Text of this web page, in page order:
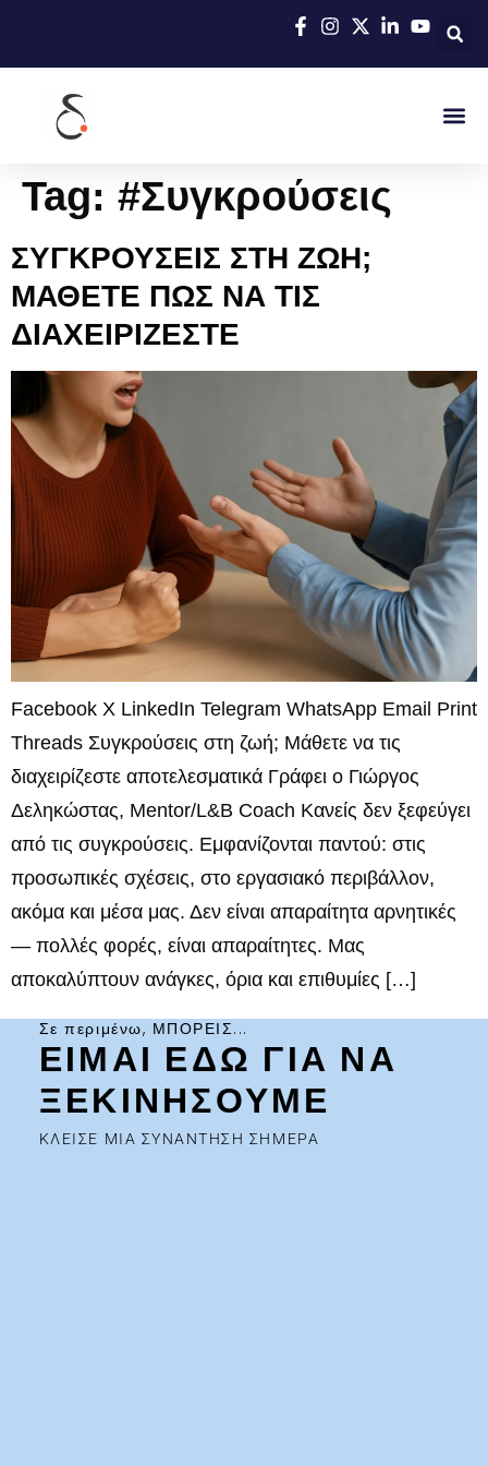
Tag: #Συγκρούσεις
ΣΥΓΚΡΟΥΣΕΙΣ ΣΤΗ ΖΩΗ;
ΜΑΘΕΤΕ ΠΩΣ ΝΑ ΤΙΣ
ΔΙΑΧΕΙΡΙΖΕΣΤΕ
Facebook X LinkedIn Telegram WhatsApp Email Print
Threads Συγκρούσεις στη ζωή; Μάθετε να τις
διαχειρίζεστε αποτελεσματικά Γράφει ο Γιώργος
Δεληκώστας, Mentor/L&B Coach Κανείς δεν ξεφεύγει
από τις συγκρούσεις. Εμφανίζονται παντού: στις
προσωπικές σχέσεις, στο εργασιακό περιβάλλον,
ακόμα και μέσα μας. Δεν είναι απαραίτητα αρνητικές
— πολλές φορές, είναι απαραίτητες. Μας
αποκαλύπτουν ανάγκες, όρια και επιθυμίες […]
Σε περιμένω, ΜΠΟΡΕΙΣ...
ΕΙΜΑΙ ΕΔΩ ΓΙΑ ΝΑ
ΞΕΚΙΝΗΣΟΥΜΕ
ΚΛΕΙΣΕ ΜΙΑ ΣΥΝΑΝΤΗΣΗ ΣΗΜΕΡΑ